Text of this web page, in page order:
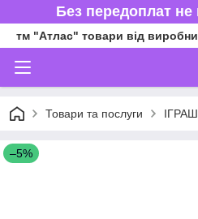
Без передоплат не
тм "Атлас" товари від
Товари та послуги
–5%